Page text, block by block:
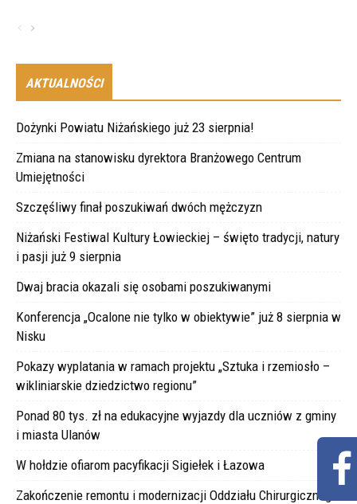
AKTUALNOŚCI
Dożynki Powiatu Niżańskiego już 23 sierpnia!
Zmiana na stanowisku dyrektora Branżowego Centrum
Umiejętności
Szczęśliwy finał poszukiwań dwóch mężczyzn
Niżański Festiwal Kultury Łowieckiej – święto tradycji, natury
i pasji już 9 sierpnia
Dwaj bracia okazali się osobami poszukiwanymi
Konferencja „Ocalone nie tylko w obiektywie” już 8 sierpnia w
Nisku
Pokazy wyplatania w ramach projektu „Sztuka i rzemiosło –
wikliniarskie dziedzictwo regionu”
Ponad 80 tys. zł na edukacyjne wyjazdy dla uczniów z gminy
i miasta Ulanów
W hołdzie ofiarom pacyfikacji Sigiełek i Łazowa
Zakończenie remontu i modernizacji Oddziału Chirurgicznego